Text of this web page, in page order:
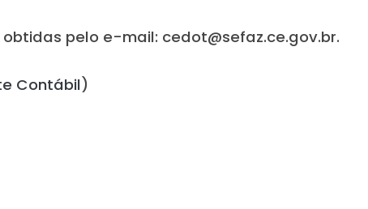
pelo e-mail: cedot@sefaz.ce.gov.br.
Contábil)